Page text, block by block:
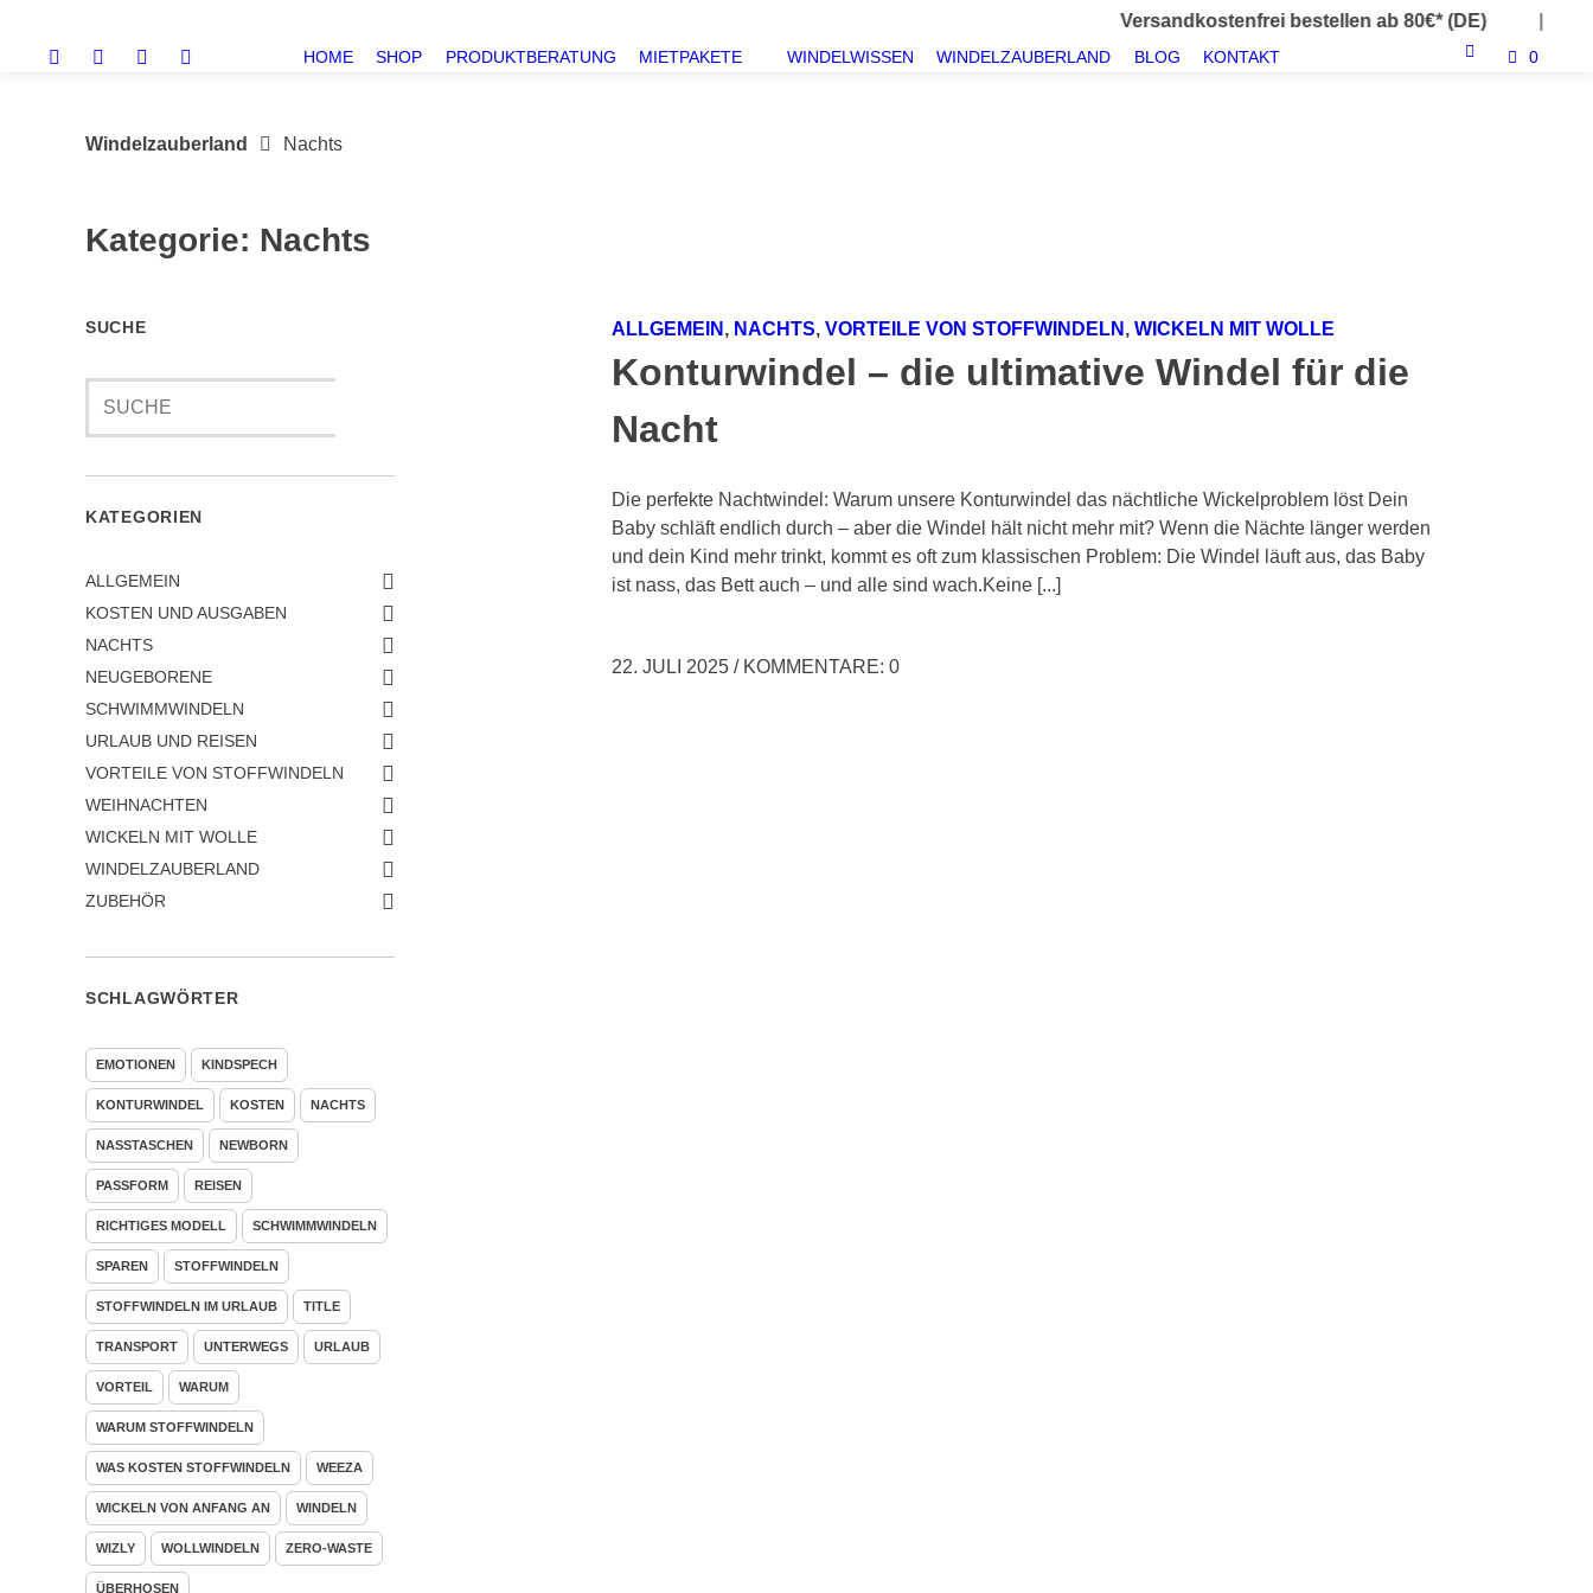
Versandkostenfrei bestellen ab 80€* (DE) |
HOME SHOP PRODUKTBERATUNG MIETPAKETE WINDELWISSEN WINDELZAUBERLAND BLOG KONTAKT 0
Windelzauberland Nachts
Kategorie: Nachts
SUCHE
KATEGORIEN
ALLGEMEIN
KOSTEN UND AUSGABEN
NACHTS
NEUGEBORENE
SCHWIMMWINDELN
URLAUB UND REISEN
VORTEILE VON STOFFWINDELN
WEIHNACHTEN
WICKELN MIT WOLLE
WINDELZAUBERLAND
ZUBEHÖR
SCHLAGWÖRTER
EMOTIONEN KINDSPECH
KONTURWINDEL KOSTEN NACHTS
NASSTASCHEN NEWBORN
PASSFORM REISEN
RICHTIGES MODELL SCHWIMMWINDELN
SPAREN STOFFWINDELN
STOFFWINDELN IM URLAUB TITLE
TRANSPORT UNTERWEGS URLAUB
VORTEIL WARUM
WARUM STOFFWINDELN
WAS KOSTEN STOFFWINDELN WEEZA
WICKELN VON ANFANG AN WINDELN
WIZLY WOLLWINDELN ZERO-WASTE
ÜBERHOSEN
ALLGEMEIN , NACHTS, VORTEILE VON STOFFWINDELN , WICKELN MIT WOLLE
Konturwindel – die ultimative Windel für die
Nacht
Die perfekte Nachtwindel: Warum unsere Konturwindel das nächtliche Wickelproblem löst Dein
Baby schläft endlich durch – aber die Windel hält nicht mehr mit? Wenn die Nächte länger werden
und dein Kind mehr trinkt, kommt es oft zum klassischen Problem: Die Windel läuft aus, das Baby
ist nass, das Bett auch – und alle sind wach.Keine [...]
22. JULI 2025 /KOMMENTARE: 0